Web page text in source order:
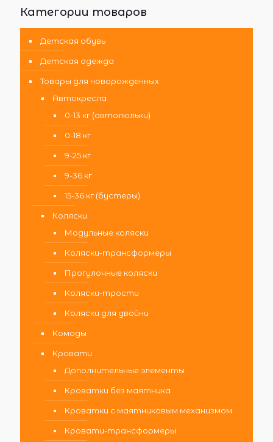
Категории товаров
Детская обувь
Детская одежда
Товары для новорожденных
Автокресла
0-13 кг (автолюльки)
0-18 кг
9-25 кг
9-36 кг
15-36 кг (бустеры)
Коляски
Модульные коляски
Коляски-трансформеры
Прогулочные коляски
Коляски-трости
Коляски для двойни
Комоды
Кровати
Дополнительные элементы
Кроватки без маятника
Кроватки с маятниковым механизмом
Кровати-трансформеры